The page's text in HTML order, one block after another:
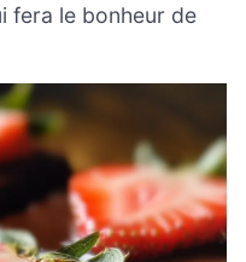
fera le bonheur de